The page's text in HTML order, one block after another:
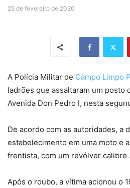
25 de fevereiro de 2020
A Polícia Militar de Campo Limpo
ladrões que assaltaram um posto
Avenida Don Pedro I, nesta
De acordo com as autoridades, a
estabelecimento em uma moto e
frentista, com um revólver calibre
Após o roubo, a vítima acionou o